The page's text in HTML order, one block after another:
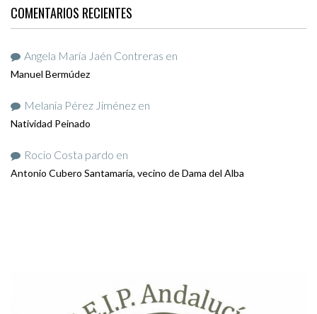
COMENTARIOS RECIENTES
Angela María Jaén Contreras en
Manuel Bermúdez
Melania Pérez Jiménez en
Natividad Peinado
Rocio Costa pardo en
Antonio Cubero Santamaría, vecino de Dama del Alba